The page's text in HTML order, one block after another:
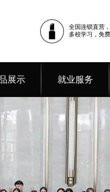
全国连锁直营
多校学习，免
展示 就业服务